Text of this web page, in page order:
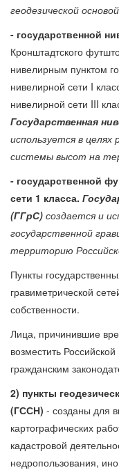
геодезической
- государственной
Кронштадтского
нивелирным пунктом
нивелирной сети I
нивелирной сети III
Государственная
используется в целях
системы высот на
- государственной
сети 1 класса.
(ГГрС) создается и
государственной
территорию
Пункты
гравиметрической
собственности.
Лица, причинившие
возместить
гражданским
2) пункты
(ГССН) - созданы для
картографических
кадастровой
недропользования,